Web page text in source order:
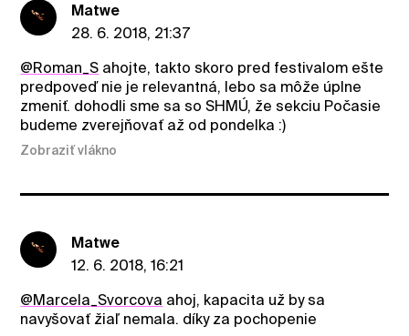
Matwe
28. 6. 2018, 21:37
@Roman_S ahojte, takto skoro pred festivalom ešte
predpoveď nie je relevantná, lebo sa môže úplne
zmeniť. dohodli sme sa so SHMÚ, že sekciu Počasie
budeme zverejňovať až od pondelka :)
Zobraziť vlákno
Matwe
12. 6. 2018, 16:21
@Marcela_Svorcova ahoj, kapacita už by sa
navyšovať žiaľ nemala. díky za pochopenie